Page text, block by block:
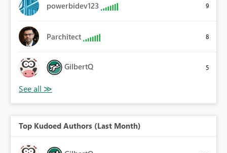
powerbidev123 9
Parchitect 8
GilbertQ 5
Top Kudoed Authors (Last Month)